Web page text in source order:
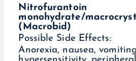
Nitrofurantoin
monohydrate/
(Macrobid)
Possible Side Effects:
Anorexia, nausea,